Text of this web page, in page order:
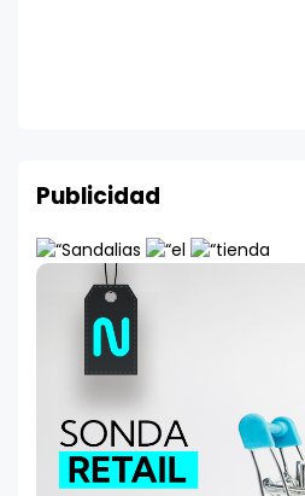
Publicidad